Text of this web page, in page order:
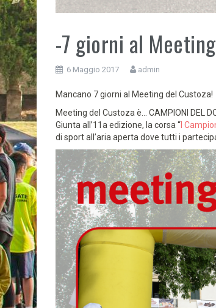
-7 giorni al
6 Maggio 2017 admin
Mancano 7 giorni al Meeting del Custoza!
Meeting del Custoza è… CAMPIONI DEL
Giunta all’11a edizione, la corsa “I
di sport all’aria aperta dove tutti i